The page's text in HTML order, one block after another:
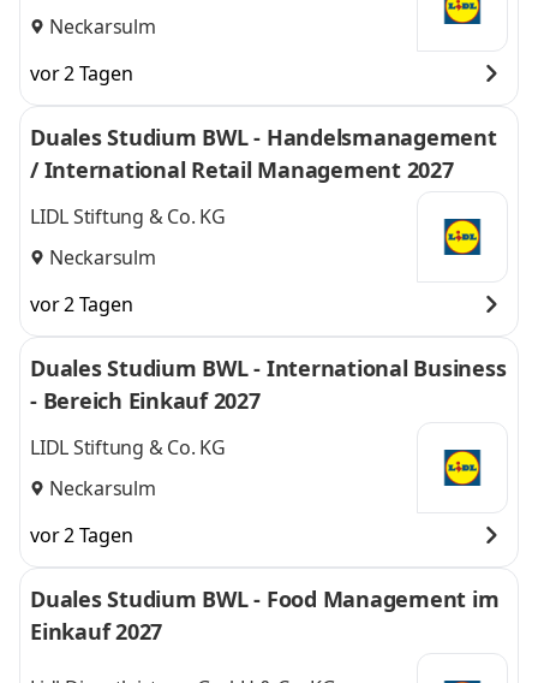
Neckarsulm
vor 2 Tagen
Duales Studium BWL - Handelsmanagement
/ International Retail Management 2027
LIDL Stiftung & Co. KG
Neckarsulm
vor 2 Tagen
Duales Studium BWL - International Business
- Bereich Einkauf 2027
LIDL Stiftung & Co. KG
Neckarsulm
vor 2 Tagen
Duales Studium BWL - Food Management im
Einkauf 2027